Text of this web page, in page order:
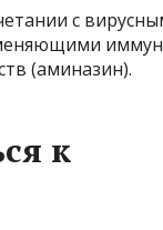
с
(аминазин).
к